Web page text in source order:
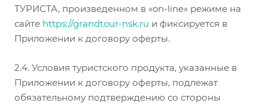
ТУРИСТА, произведенном в «on-line» режиме на
сайте https://grandtour-nsk.ru и фиксируется в
Приложении к договору оферты.
2.4. Условия туристского продукта, указанные в
Приложении к договору оферты, подлежат
обязательному подтверждению со стороны